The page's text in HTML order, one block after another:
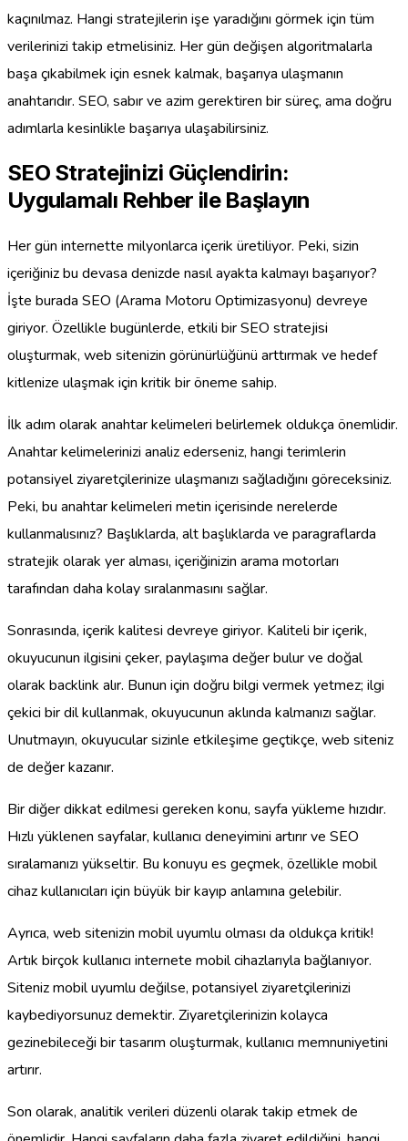
kaçınılmaz. Hangi stratejilerin işe yaradığını görmek için tüm
verilerinizi takip etmelisiniz. Her gün değişen algoritmalarla
başa çıkabilmek için esnek kalmak, başarıya ulaşmanın
anahtarıdır. SEO, sabır ve azim gerektiren bir süreç, ama doğru
adımlarla kesinlikle başarıya ulaşabilirsiniz.
SEO Stratejinizi Güçlendirin:
Uygulamalı Rehber ile Başlayın
Her gün internette milyonlarca içerik üretiliyor. Peki, sizin
içeriğiniz bu devasa denizde nasıl ayakta kalmayı başarıyor?
İşte burada SEO (Arama Motoru Optimizasyonu) devreye
giriyor. Özellikle bugünlerde, etkili bir SEO stratejisi
oluşturmak, web sitenizin görünürlüğünü arttırmak ve hedef
kitlenize ulaşmak için kritik bir öneme sahip.
İlk adım olarak anahtar kelimeleri belirlemek oldukça önemlidir.
Anahtar kelimelerinizi analiz ederseniz, hangi terimlerin
potansiyel ziyaretçilerinize ulaşmanızı sağladığını göreceksiniz.
Peki, bu anahtar kelimeleri metin içerisinde nerelerde
kullanmalısınız? Başlıklarda, alt başlıklarda ve paragraflarda
stratejik olarak yer alması, içeriğinizin arama motorları
tarafından daha kolay sıralanmasını sağlar.
Sonrasında, içerik kalitesi devreye giriyor. Kaliteli bir içerik,
okuyucunun ilgisini çeker, paylaşıma değer bulur ve doğal
olarak backlink alır. Bunun için doğru bilgi vermek yetmez; ilgi
çekici bir dil kullanmak, okuyucunun aklında kalmanızı sağlar.
Unutmayın, okuyucular sizinle etkileşime geçtikçe, web siteniz
de değer kazanır.
Bir diğer dikkat edilmesi gereken konu, sayfa yükleme hızıdır.
Hızlı yüklenen sayfalar, kullanıcı deneyimini artırır ve SEO
sıralamanızı yükseltir. Bu konuyu es geçmek, özellikle mobil
cihaz kullanıcıları için büyük bir kayıp anlamına gelebilir.
Ayrıca, web sitenizin mobil uyumlu olması da oldukça kritik!
Artık birçok kullanıcı internete mobil cihazlarıyla bağlanıyor.
Siteniz mobil uyumlu değilse, potansiyel ziyaretçilerinizi
kaybediyorsunuz demektir. Ziyaretçilerinizin kolayca
gezinebileceği bir tasarım oluşturmak, kullanıcı memnuniyetini
artırır.
Son olarak, analitik verileri düzenli olarak takip etmek de